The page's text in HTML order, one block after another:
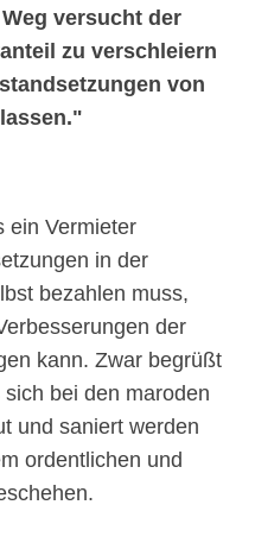
versucht der
zu verschleiern
von
ein Vermieter
in der
bezahlen muss,
der
kann. Zwar begrüßt
bei den maroden
und saniert werden
ordentlichen und